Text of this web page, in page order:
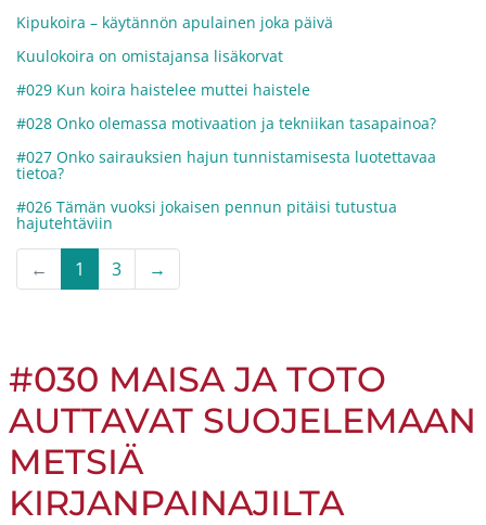
Kipukoira – käytännön apulainen joka päivä
Kuulokoira on omistajansa lisäkorvat
#029 Kun koira haistelee muttei haistele
#028 Onko olemassa motivaation ja tekniikan tasapainoa?
#027 Onko sairauksien hajun tunnistamisesta luotettavaa
tietoa?
#026 Tämän vuoksi jokaisen pennun pitäisi tutustua
hajutehtäviin
← 1 3 →
#030 MAISA JA TOTO
AUTTAVAT SUOJELEMAAN
METSIÄ
KIRJANPAINAJILTA